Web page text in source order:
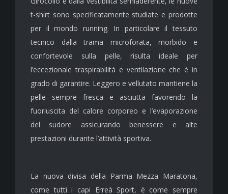
t-shirt sono specificatamente studiate e prodotte
per il mondo running. In particolare il tessuto
tecnico dalla trama microforata, morbido e
confortevole sulla pelle, risulta ideale per
l’eccezionale traspirabilità e ventilazione che è in
grado di garantire. Leggero e vellutato mantiene la
pelle sempre fresca e asciutta favorendo la
fuoriuscita del calore corporeo e l’evaporazione
del sudore assicurando benessere e alte
prestazioni durante l’attività sportiva.
La nuova divisa della Parma Mezza Maratona,
come tutti i capi Erreà Sport, è come sempre